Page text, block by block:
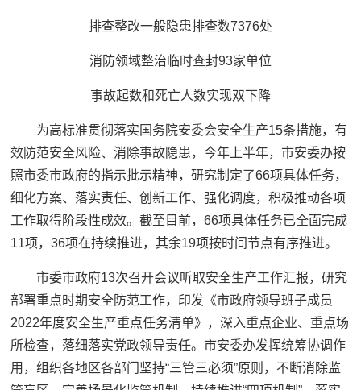
排查整改一般隐患排查数7376处
消防领域整治临时查封93家单位
事故起数和死亡人数实现双下降
为高标准贯彻落实国务院安委会安全生产15条措施，有
效防范安全风险、消除事故隐患，今年上半年，市安委办按
照市委市政府的指示批示精神，研究制定了66项具体任务，
细化方案、落实责任、创新工作、强化调度，积极推动各项
工作取得阶段性成效。截至目前，66项具体任务已全面完成
11项，36项在持续推进，其余19项按时间节点有序推进。
市委市政府13次召开会议听取安全生产工作汇报，研究
部署重点时期安全防范工作，印发《市政府领导班子成员
2022年度安全生产重点任务清单》，深入重点企业、重点场
所检查，落细落实党政领导责任。市安委办发挥统筹协调作
用，组织各地区各部门坚持“三管三必须”原则，不断消除监